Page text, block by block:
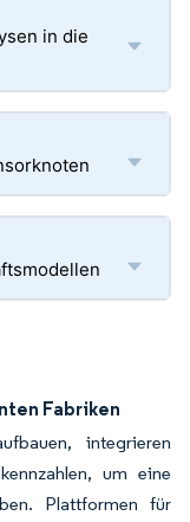
in die
Fabriken
integrieren
um eine
Plattformen für